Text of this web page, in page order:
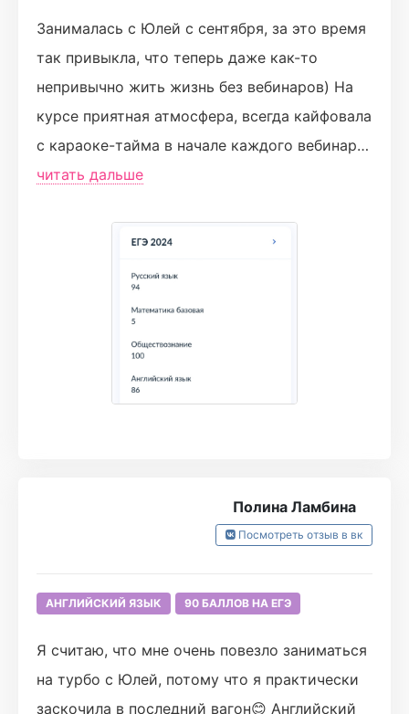
Занималась с Юлей с сентября, за это время
так привыкла, что теперь даже как-то
непривычно жить жизнь без вебинаров) На
курсе приятная атмосфера, всегда кайфовала
с караоке-тайма в начале каждого вебинара!
Очень круто, что в турбо все работы, как
каждого ученика, что давало возможность
больше практиковаться в своих слабых
местах. Для меня ЕГЭ по английскому –
экзамен, в котором каждая ошибка так
дорого стоит, поэтому получив результат 86!
что выше головы не прыгнешь, но и хуже
наверное, ещё больше бы тренировалась в
устной части, чтобы чувствовать себя ещё
более уверенной, хоть я и получила по ней
хороший результат 19/20) (небольшой
читать дальше
Полина Ламбина
Посмотреть отзыв в вк
АНГЛИЙСКИЙ ЯЗЫК 90 БАЛЛОВ НА ЕГЭ
Я считаю, что мне очень повезло заниматься
на турбо с Юлей, потому что я практически
заскочила в последний вагон😊 Английский